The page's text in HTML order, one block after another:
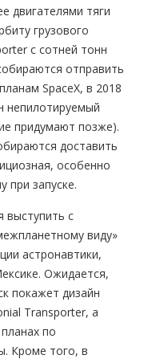
двигателями тяги
грузового
с сотней тонн
отправить
SpaceX, в 2018
непилотируемый
придумают позже).
доставить
особенно
при запуске.
выступить с
виду»
астронавтики,
Ожидается,
покажет дизайн
Transporter, а
по
Кроме того, в